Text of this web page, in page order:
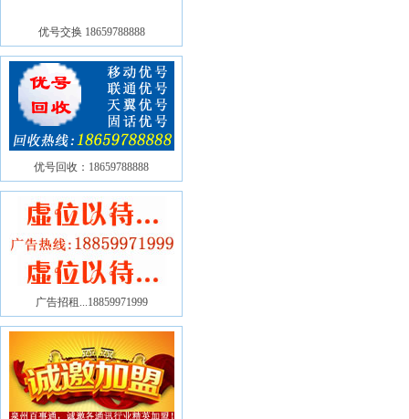
优号交换 18659788888
优号回收：18659788888
广告招租...18859971999